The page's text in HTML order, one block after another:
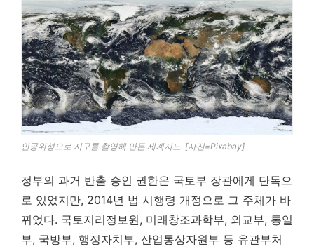
인공위성으로 지구를 촬영해 만든 세계지도. [사진=Pixabay]
정부의 과거 반출 승인 권한은 국토부 장관에게 단독으
로 있었지만, 2014년 법 시행령 개정으로 그 주체가 바
뀌었다. 국토지리정보원, 미래창조과학부, 외교부, 통일
부, 국방부, 행정자치부, 산업통상자원부 등 유관부처